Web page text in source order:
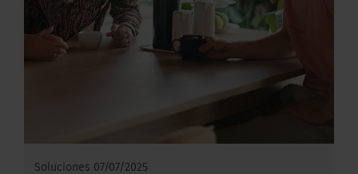
Soluciones 07/07/2025